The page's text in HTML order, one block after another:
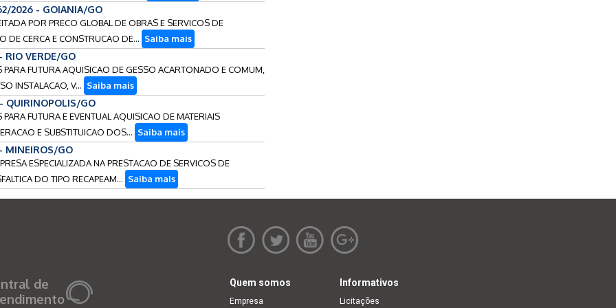
2026 - GOIANIA/GO
POR PRECO GLOBAL DE OBRAS E SERVICOS DE
DE CERCA E CONSTRUCAO DE... Saiba mais
VERDE/GO
FUTURA AQUISICAO DE GESSO ACARTONADO E COMUM,
INSTALACAO, V... Saiba mais
GO
FUTURA E EVENTUAL AQUISICAO DE MATERIAIS
E SUBSTITUICAO DOS... Saiba mais
GO
ESPECIALIZADA NA PRESTACAO DE SERVICOS DE
DO TIPO RECAPEAM... Saiba mais
de
Quem somos
Empresa
Informativos
Licitações